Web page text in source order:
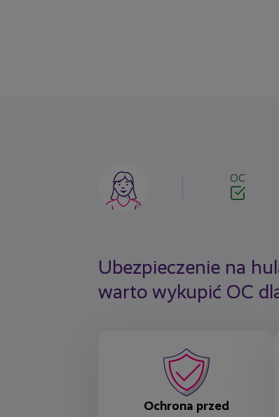
Image
OC
Ubezpieczenie na
warto wykupić OC
Ochrona przed